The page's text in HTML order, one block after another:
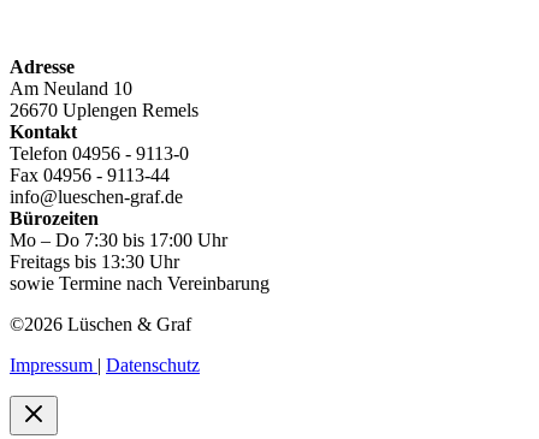
Adresse
Am Neuland 10
26670 Uplengen Remels
Kontakt
Telefon 04956 - 9113-0
Fax 04956 - 9113-44
info@lueschen-graf.de
Bürozeiten
Mo – Do 7:30 bis 17:00 Uhr
Freitags bis 13:30 Uhr
sowie Termine nach Vereinbarung
©2026 Lüschen & Graf
Impressum | Datenschutz